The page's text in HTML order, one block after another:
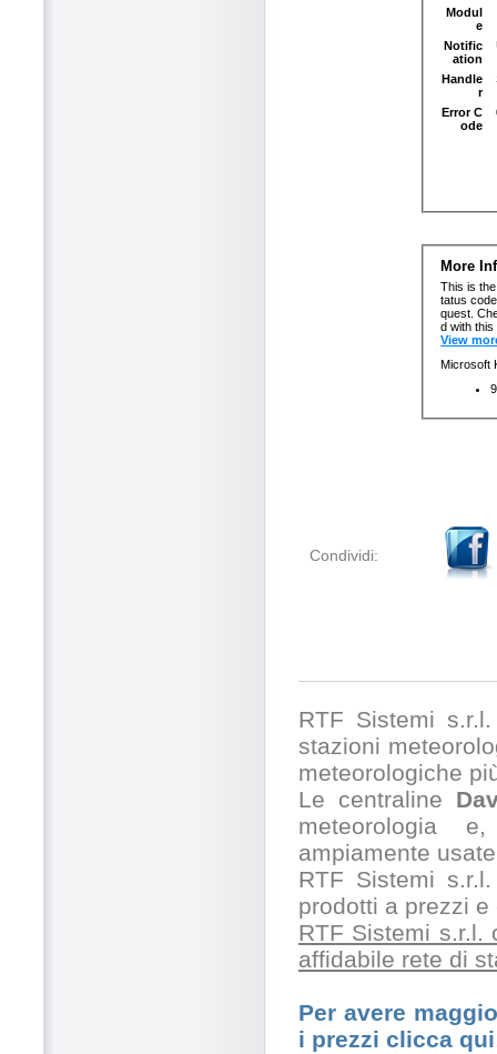
Condividi:
RTF Sistemi
stazioni
meteorologiche
Le centraline
meteorologia
ampiamente
RTF Sistemi
prodotti a prezzi
RTF Sistemi s.r.l.
affidabile rete di
Per avere
i prezzi clicca qui